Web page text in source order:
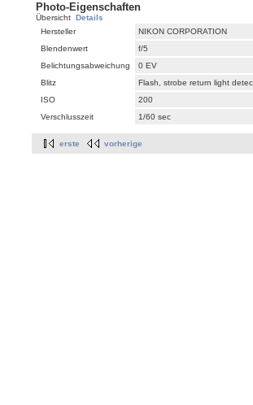
Photo-Eigenschaften
Übersicht Details
Hersteller
NIKON CORPORATION
Blendenwert
f/5
Belichtungsabweichung
0 EV
Blitz
Flash, strobe return light
ISO
200
Verschlusszeit
1/60 sec
erste vorherige